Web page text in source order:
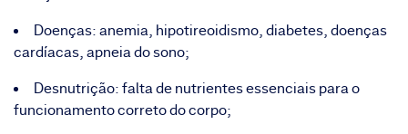
Doenças: anemia, hipotireoidismo, diabetes, doenças
cardíacas, apneia do sono;
Desnutrição: falta de nutrientes essenciais para o
funcionamento correto do corpo;